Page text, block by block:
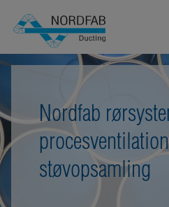
Nordfab
støvopsamling